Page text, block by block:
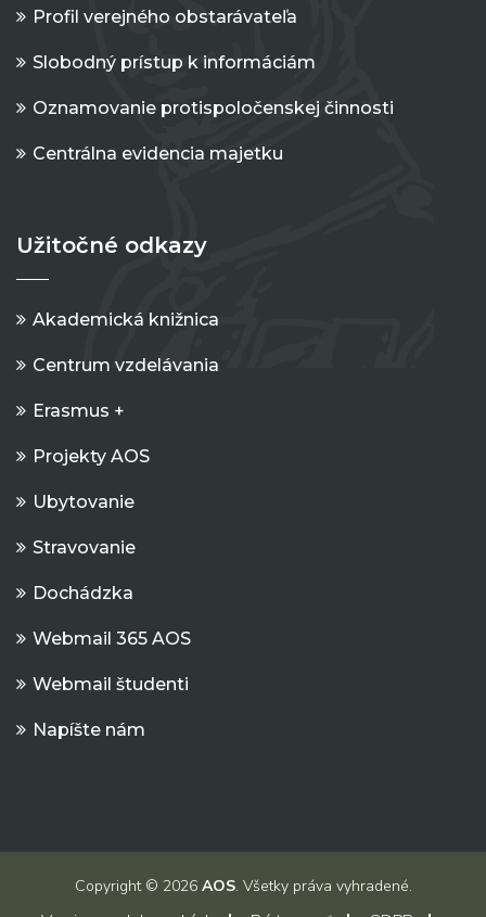
Profil verejného obstarávateľa
Slobodný prístup k informáciám
Oznamovanie protispoločenskej činnosti
Centrálna evidencia majetku
Užitočné odkazy
Akademická knižnica
Centrum vzdelávania
Erasmus +
Projekty AOS
Ubytovanie
Stravovanie
Dochádzka
Webmail 365 AOS
Webmail študenti
Napíšte nám
Copyright © 2026 AOS. Všetky práva vyhradené.